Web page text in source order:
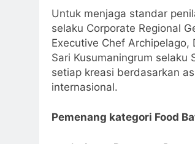
Untuk menjaga standar
selaku Corporate Regional
Executive Chef Archipelago,
Sari Kusumaningrum selaku
setiap kreasi berdasarkan
internasional.
Pemenang kategori Food